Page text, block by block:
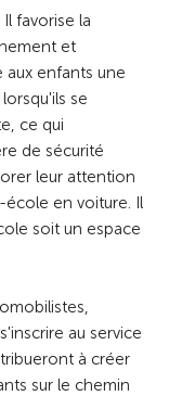
favorise la
et
aux enfants une
se
ce qui
de sécurité
leur attention
école en voiture. Il
soit un espace
au service
à créer
sur le chemin